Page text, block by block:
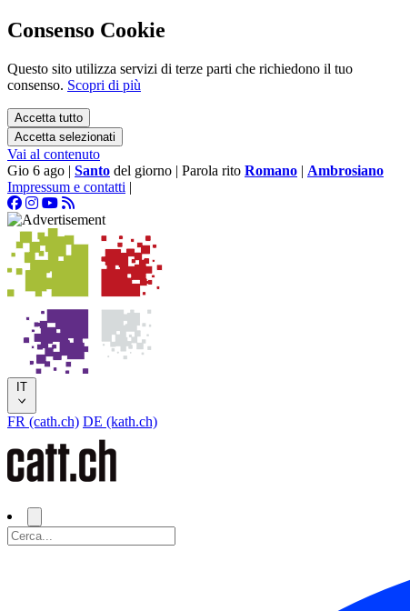
Consenso Cookie
Questo sito utilizza servizi di terze parti che richiedono il tuo
consenso. Scopri di più
Accetta tutto
Accetta selezionati
Vai al contenuto
Gio 6 ago | Santo del giorno | Parola rito Romano | Ambrosiano
Impressum e contatti |
IT
FR (cath.ch) DE (kath.ch)